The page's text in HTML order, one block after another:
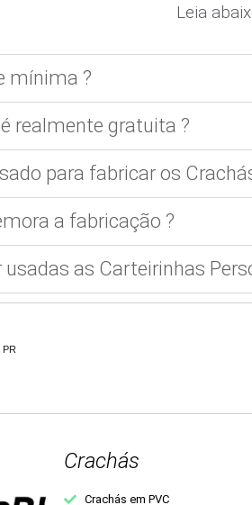
Leia
mínima ?
realmente gratuita ?
para fabricar os
a fabricação ?
as Carteirinhas
PR
Crachás
Crachás em PVC